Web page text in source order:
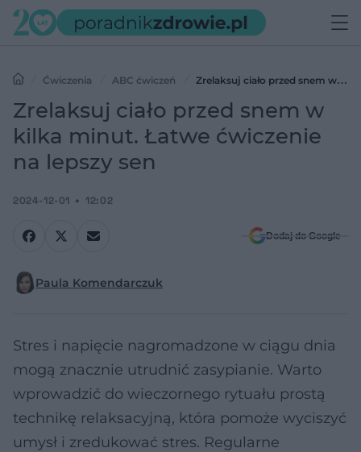
Ćwiczenia ABC ćwiczeń
Zrelaksuj ciało przed snem w
kilka minut. Łatwe ćwiczenie na lepszy sen
Zrelaksuj ciało przed snem w
kilka minut. Łatwe ćwiczenie
na lepszy sen
2024-12-01 12:02
Dodaj do Google
Paula Komendarczuk
Stres i napięcie nagromadzone w ciągu dnia
mogą znacznie utrudnić zasypianie. Warto
wprowadzić do wieczornego rytuału prostą
technikę relaksacyjną, która pomoże wyciszyć
umysł i zredukować stres. Regularne